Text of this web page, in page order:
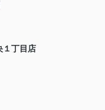
１丁目店